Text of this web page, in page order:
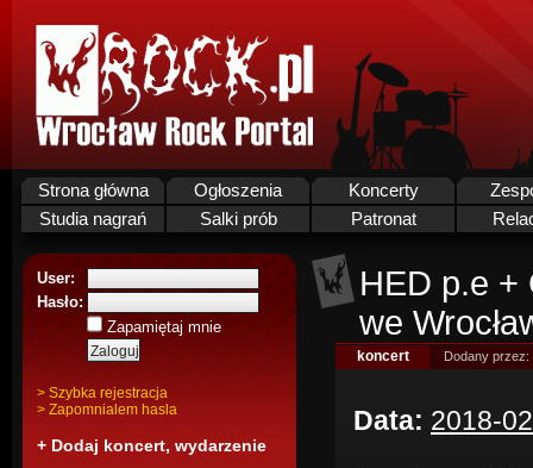
Strona główna Ogłoszenia Koncerty
Studia nagrań
Salki prób Patronat
User:
Hasło:
Zapamiętaj mnie
> Szybka rejestracja
> Zapomnialem hasla
+ Dodaj koncert, wydarzenie
HED p.e +
we
koncert Dodany przez:
Data: 2018-